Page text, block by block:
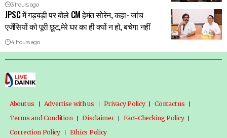
3 hours ago
JPSC में गड़बड़ी पर बोले CM हेमंत सोरेन, कहा- जांच
एजेंसियों को पूरी छूट,मेरे घर का ही क्यों न हो, बचेगा नहीं
4 hours ago
About us Advertise with us Privacy Policy
Contact us
Terms and Condition
Disclaimer
Fact-Checking Policy
Correction Policy
Ethics Policy